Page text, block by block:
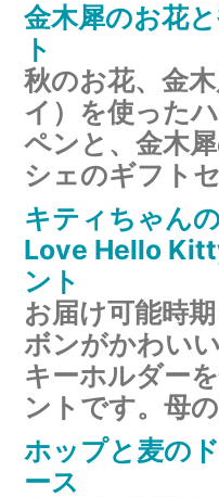
金木犀のお花
ト
秋のお花、金
イ）を使った
ペンと、金木
シェのギフト
キティちゃん
Love Hello
ント
お届け可能時
ボンがかわい
キーホルダー
ントです。母
ホップと麦の
ース